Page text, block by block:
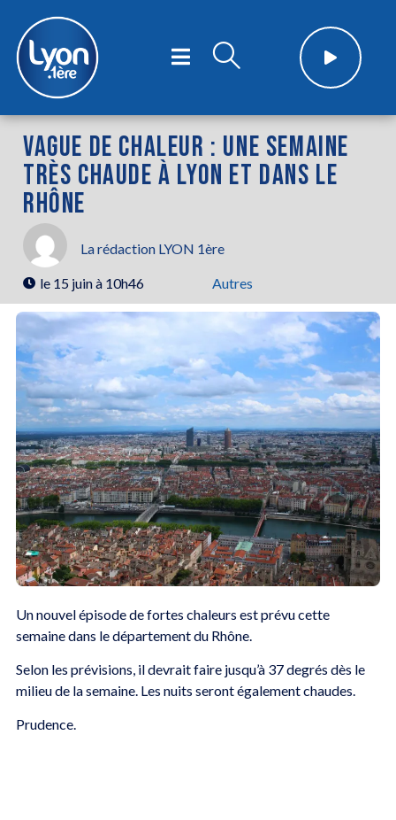
VAGUE DE CHALEUR : UNE SEMAINE
TRÈS CHAUDE À LYON ET DANS LE
RHÔNE
La rédaction LYON 1ère
le 15 juin à 10h46 Autres
Un nouvel épisode de fortes chaleurs est prévu cette
semaine dans le département du Rhône.
Selon les prévisions, il devrait faire jusqu’à 37 degrés dès le
milieu de la semaine. Les nuits seront également chaudes.
Prudence.